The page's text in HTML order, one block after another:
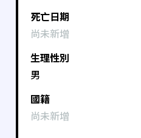
死亡日期
尚未新增
生理性別
男
國籍
尚未新增